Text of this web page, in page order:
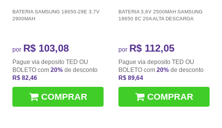
BATERIA SAMSUNG 18650-29E 3,7V
2900MAH
por R$ 103,08
Pague via deposito TED OU
BOLETO com 20% de desconto
R$ 82,46
COMPRAR
BATERIA 3,6V 2500MAH SAMSUNG
18650 8C 20A ALTA DESCARGA
por R$ 112,05
Pague via deposito TED OU
BOLETO com 20% de desconto
R$ 89,64
COMPRAR